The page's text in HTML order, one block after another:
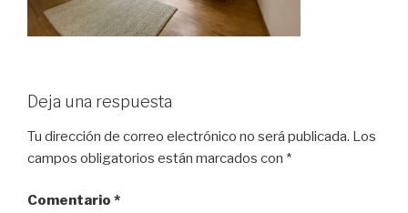
Deja una respuesta
Tu dirección de correo electrónico no será publicada. Los
campos obligatorios están marcados con *
Comentario *